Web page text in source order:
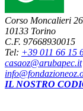
Corso Moncalieri
10133 Torino
C.F. 97668930015
Tel: +39 011 66 15
casaoz@arubapec.it
IL NOSTRO